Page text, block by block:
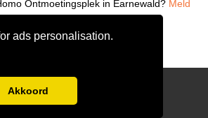
ads personalisation.
Akkoord
Ontmoetingsplek in Earnewald? Meld